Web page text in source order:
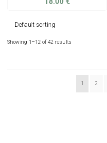
Showing 1–12 of 42 results
1 2